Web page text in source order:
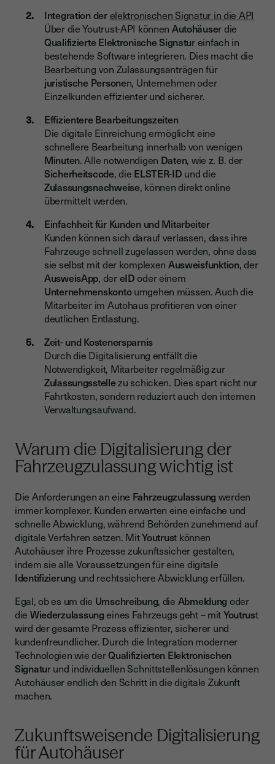
Integration derelektronischen Signatur in die API
Über die Youtrust-API können Autohäuser die
Qualifizierte Elektronische Signatur einfach in
bestehende Software integrieren. Dies macht die
Bearbeitung von Zulassungsanträgen für
juristische Personen, Unternehmen oder
Einzelkunden effizienter und sicherer.
Effizientere Bearbeitungszeiten
Die digitale Einreichung ermöglicht eine
schnellere Bearbeitung innerhalb von wenigen
Minuten. Alle notwendigen Daten, wie z. B. der
Sicherheitscode, die ELSTER-ID und die
Zulassungsnachweise, können direkt online
übermittelt werden.
Einfachheit für Kunden und Mitarbeiter
Kunden können sich darauf verlassen, dass ihre
Fahrzeuge schnell zugelassen werden, ohne dass
sie selbst mit der komplexen Ausweisfunktion, der
AusweisApp, dereIDoder einem
Unternehmenskontoumgehen müssen. Auch die
Mitarbeiter im Autohaus profitieren von einer
deutlichen Entlastung.
Zeit- und Kostenersparnis
Durch die Digitalisierung entfällt die
Notwendigkeit, Mitarbeiter regelmäßig zur
Zulassungsstellezu schicken. Dies spart nicht nur
Fahrtkosten, sondern reduziert auch den internen
Verwaltungsaufwand.
Warum die Digitalisierung der
Fahrzeugzulassung wichtig ist
Die Anforderungen an eine Fahrzeugzulassung werden
immer komplexer. Kunden erwarten eine einfache und
schnelle Abwicklung, während Behörden zunehmend auf
digitale Verfahren setzen. MitYoutrust können
Autohäuser ihre Prozesse zukunftssicher gestalten,
indem sie alle Voraussetzungen für eine digitale
Identifizierung und rechtssichere Abwicklung erfüllen.
Egal, ob es um die Umschreibung, die Abmeldung oder
die Wiederzulassungeines Fahrzeugs geht – mitYoutrust
wird der gesamte Prozess effizienter, sicherer und
kundenfreundlicher. Durch die Integration moderner
Technologien wie derQualifizierten Elektronischen
Signatur und individuellen Schnittstellenlösungen können
Autohäuser endlich den Schritt in die digitale Zukunft
machen.
Zukunftsweisende Digitalisierung
für Autohäuser